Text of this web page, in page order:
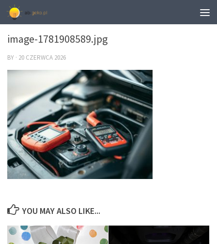
0
image-1781908589.jpg
BY · 20 CZERWCA 2026
YOU MAY ALSO LIKE...